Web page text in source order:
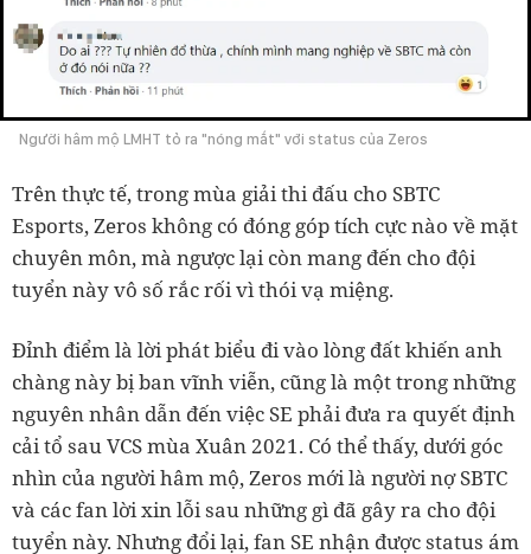
Người hâm mộ LMHT tỏ ra "nóng mắt" với status của Zeros
Trên thực tế, trong mùa giải thi đấu cho SBTC
Esports, Zeros không có đóng góp tích cực nào về mặt
chuyên môn, mà ngược lại còn mang đến cho đội
tuyển này vô số rắc rối vì thói vạ miệng.
Đỉnh điểm là lời phát biểu đi vào lòng đất khiến anh
chàng này bị ban vĩnh viễn, cũng là một trong những
nguyên nhân dẫn đến việc SE phải đưa ra quyết định
cải tổ sau VCS mùa Xuân 2021. Có thể thấy, dưới góc
nhìn của người hâm mộ, Zeros mới là người nợ SBTC
và các fan lời xin lỗi sau những gì đã gây ra cho đội
tuyển này. Nhưng đổi lại, fan SE nhận được status ám